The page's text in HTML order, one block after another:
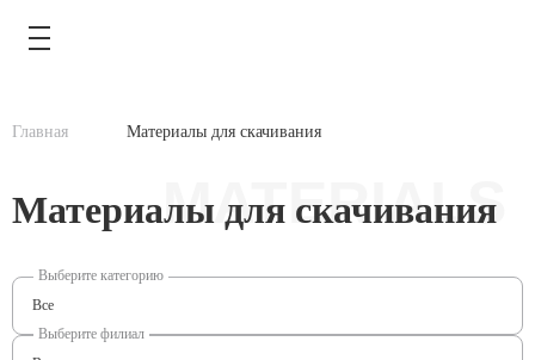
КАТАЛОГ
MATERIALS
Главная Материалы для скачивания
Материалы для скачивания
Выберите категорию
Все
Выберите филиал